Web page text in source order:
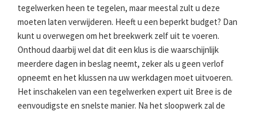
tegelwerken heen te tegelen, maar meestal zult u deze
moeten laten verwijderen. Heeft u een beperkt budget? Dan
kunt u overwegen om het breekwerk zelf uit te voeren.
Onthoud daarbij wel dat dit een klus is die waarschijnlijk
meerdere dagen in beslag neemt, zeker als u geen verlof
opneemt en het klussen na uw werkdagen moet uitvoeren.
Het inschakelen van een tegelwerken expert uit Bree is de
eenvoudigste en snelste manier. Na het sloopwerk zal de